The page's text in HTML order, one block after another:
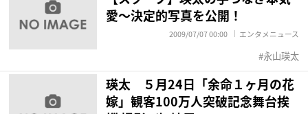
愛〜決定的写真を公開！
2009/07/07 00:00 エンタメニュース
永山瑛太
瑛太 ５月24日「余命１ヶ月の花
嫁」観客100万人突破記念舞台挨